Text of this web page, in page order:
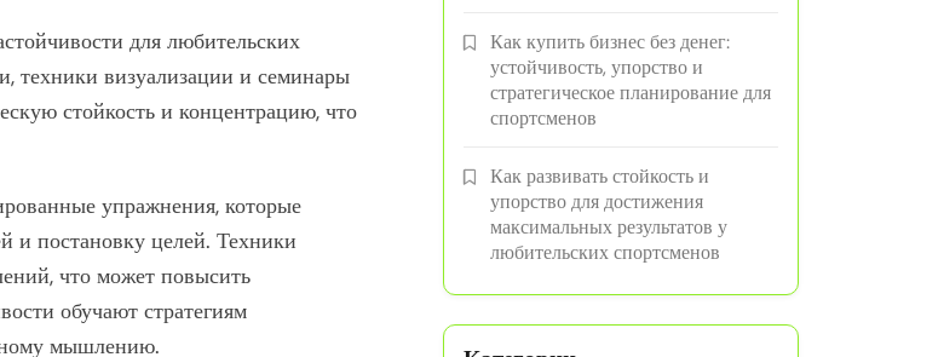
для любительских
техники визуализации и семинары
стойкость и концентрацию, что
упражнения, которые
и постановку целей. Техники
что может повысить
обучают стратегиям
мышлению.
Как купить бизнес без денег:
устойчивость, упорство и
стратегическое планирование для
спортсменов
Как развивать стойкость и
упорство для достижения
максимальных результатов у
любительских спортсменов